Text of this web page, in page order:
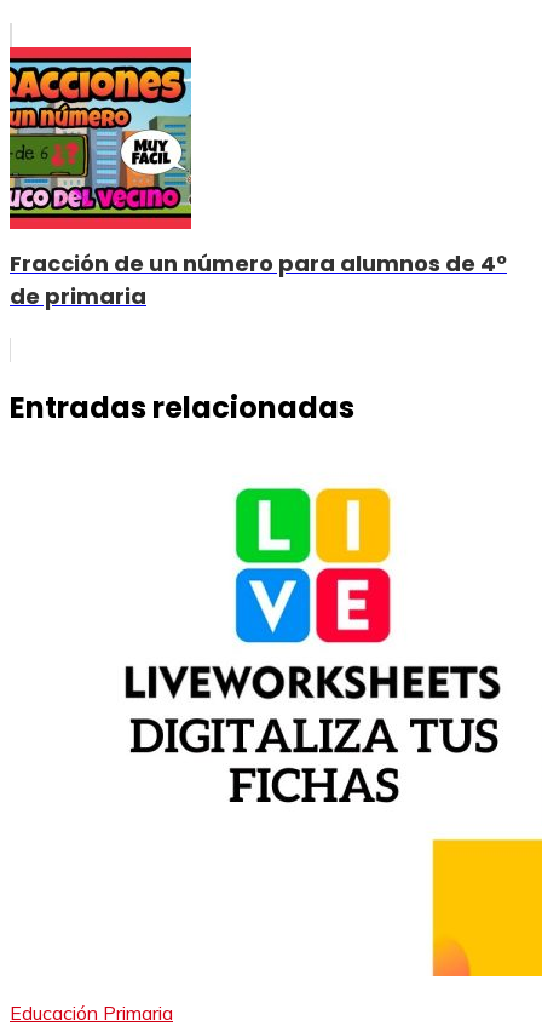
Fracción de un número para alumnos de 4º
de primaria
Entradas relacionadas
Educación Primaria